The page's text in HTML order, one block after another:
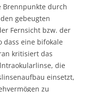
Brennpunkte durch
gebeugten
Fernsicht bzw. der
dass eine bifokale
kritisiert das
die
einsetzt,
zu